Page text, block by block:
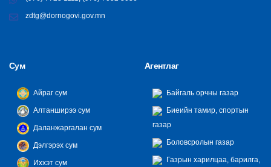
zdtg@dornogovi.gov.mn
Сум
Айраг сум
Алтанширээ сум
Даланжаргалан сум
Дэлгэрэх сум
Иххэт сум
Агентлаг
Байгаль орчны газар
Биеийн тамир, спортын
газар
Боловсролын газар
Газрын харилцаа, барилга,